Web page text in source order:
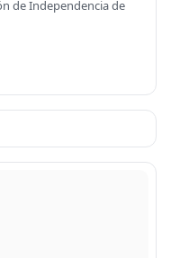
de Independencia de